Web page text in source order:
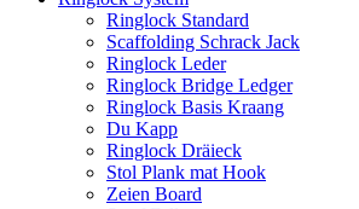
Ringlock Standard
Scaffolding Schrack Jack
Ringlock Leder
Ringlock Bridge Ledger
Ringlock Basis Kraang
Du Kapp
Ringlock Dräieck
Stol Plank mat Hook
Zeien Board